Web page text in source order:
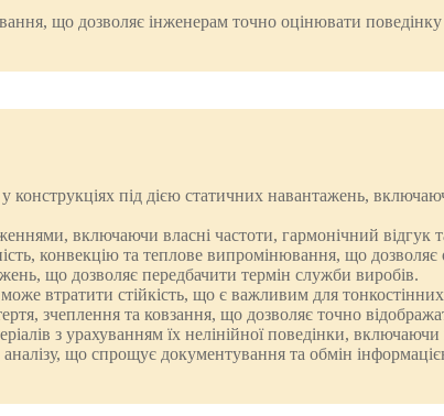
що дозволяє інженерам точно оцінювати поведінку
під дією статичних навантажень,
включаючи власні частоти, гармонічний відгук та
конвекцію та теплове випромінювання, що дозволяє
що дозволяє передбачити термін служби виробів.
втратити стійкість, що є важливим для тонкостінних
зчеплення та ковзання, що дозволяє точно
з урахуванням їх нелінійної поведінки, включаючи
аналізу, що спрощує документування та обмін